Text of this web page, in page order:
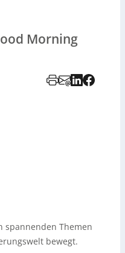
Morning
spannenden Themen
bewegt.